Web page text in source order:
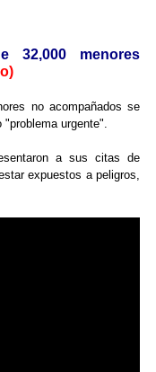
32,000 menores
no acompañados se
"problema urgente".
a sus citas de
expuestos a peligros,